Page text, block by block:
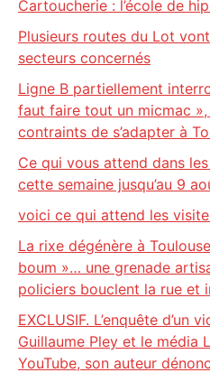
Cartoucherie : l’école de
Plusieurs routes du Lot
secteurs concernés
Ligne B partiellement
faut faire tout un micmac
contraints de s’adapter à
Ce qui vous attend dans
cette semaine jusqu’au 9
voici ce qui attend les
La rixe dégénère à
boum »… une grenade
policiers bouclent la rue et
EXCLUSIF. L’enquête d’un
Guillaume Pley et le média
YouTube, son auteur